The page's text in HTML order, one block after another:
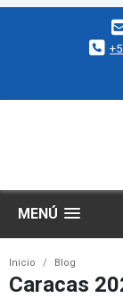
MENÚ
Inicio Blog
Caracas